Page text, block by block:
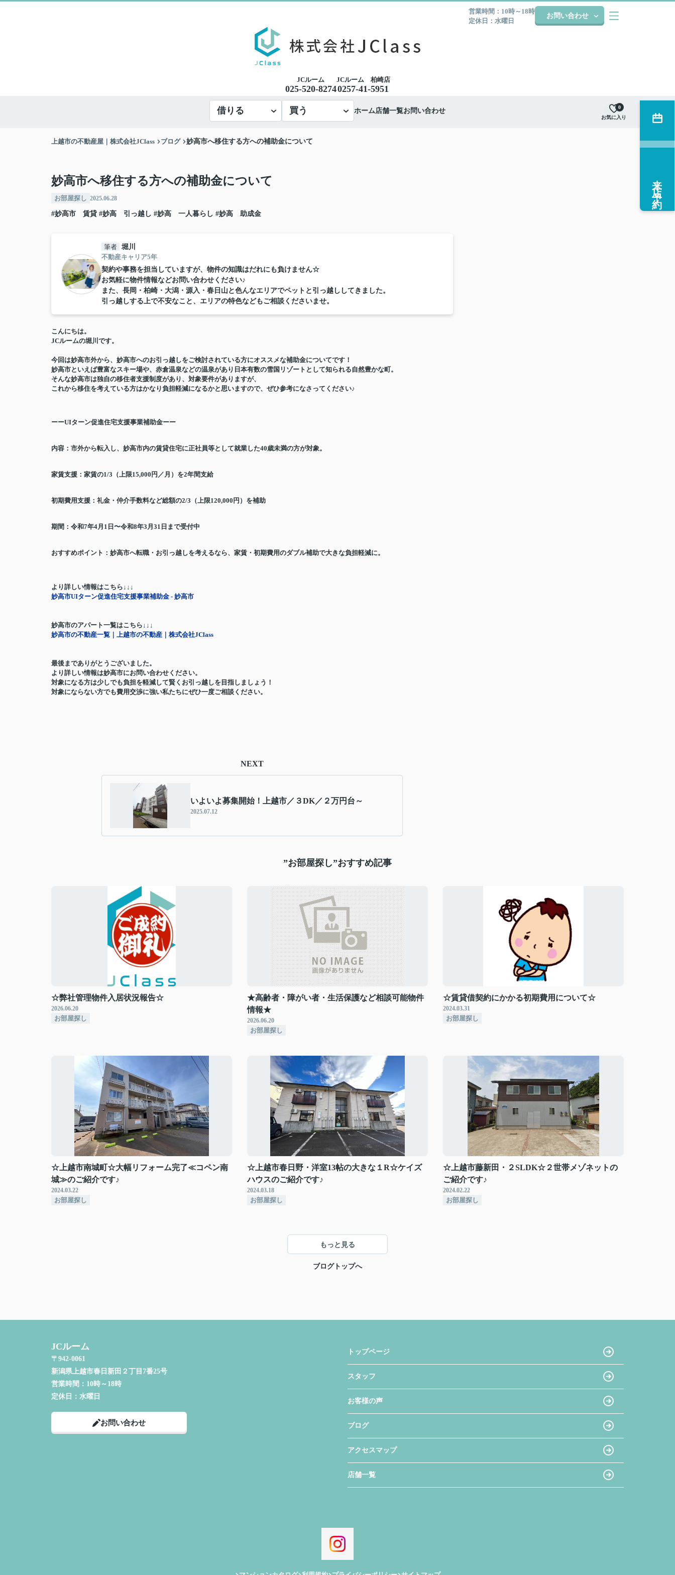
営業時間：10時～18時
定休日：水曜日
お問い合わせ
JCルーム
025-520-8274
JCルーム 柏崎店
0257-41-5951
借りる 買う ホーム店舗一覧お問い合わせ
お気に入り
0
上越市の不動産屋｜株式会社JClass ブログ 妙高市へ移住する方への補助金について
妙高市へ移住する方への補助金について
お部屋探し 2025.06.28
#妙高市 賃貸 #妙高 引っ越し #妙高 一人暮らし #妙高 助成金
筆者 堀川
不動産キャリア5年
契約や事務を担当していますが、物件の知識はだれにも負けません☆
お気軽に物件情報などお問い合わせください♪
また、長岡・柏崎・大潟・源入・春日山と色んなエリアでペットと引っ越ししてきました。
引っ越しする上で不安なこと、エリアの特色などもご相談くださいませ。
こんにちは。
JCルームの堀川です。
今回は妙高市外から、妙高市へのお引っ越しをご検討されている方にオススメな補助金についてです！
妙高市といえば豊富なスキー場や、赤倉温泉などの温泉があり日本有数の雪国リゾートとして知られる自然豊かな町。
そんな妙高市は独自の移住者支援制度があり、対象要件がありますが、
これから移住を考えている方はかなり負担軽減になるかと思いますので、ぜひ参考になさってください♪
ーーUIターン促進住宅支援事業補助金ーー
内容：市外から転入し、妙高市内の賃貸住宅に正社員等として就業した40歳未満の方が対象。
家賃支援：家賃の1/3 （上限15,000 円／月）を2年間支給
初期費用支援：礼金・仲介手数料など総額の2/3 （上限120,000 円）を補助
期間：令和7年4月 1 日〜令和8年3 月 31 日まで受付中
おすすめポイント：妙高市へ転職・お引っ越しを考えるなら、家賃・初期費用のダブル補助で大きな負担軽減に。
より詳しい情報はこちら↓↓↓
妙高市UIターン促進住宅支援事業補助金 - 妙高市
妙高市のアパート一覧はこちら↓↓↓
妙高市の不動産一覧｜上越市の不動産｜株式会社JClass
最後までありがとうございました。
より詳しい情報は妙高市にお問い合わせください。
対象になる方は少しでも負担を軽減して賢くお引っ越しを目指しましょう！
対象にならない方でも費用交渉に強い私たちにぜひ一度ご相談ください。
NEXT
いよいよ募集開始！上越市／３DK／２万円台～
2025.07.12
”お部屋探し”おすすめ記事
☆弊社管理物件入居状況報告☆
2026.06.20
お部屋探し
★高齢者・障がい者・生活保護など相談可能物件
情報★
2026.06.20
お部屋探し
☆賃貸借契約にかかる初期費用について☆
2024.03.31
お部屋探し
☆上越市南城町☆大幅リフォーム完了≪コペン南
城≫のご紹介です♪
2024.03.22
お部屋探し
☆上越市春日野・洋室13帖の大きな１R☆ケイズ
ハウスのご紹介です♪
2024.03.18
お部屋探し
☆上越市藤新田・２SLDK☆２世帯メゾネットの
ご紹介です♪
2024.02.22
お部屋探し
もっと見る
ブログトップへ
来店予約
JCルーム
〒942-0061
新潟県上越市春日新田２丁目7番25号
営業時間： 10時～18時
定休日： 水曜日
お問い合わせ
トップページ
スタッフ
お客様の声
ブログ
アクセスマップ
店舗一覧